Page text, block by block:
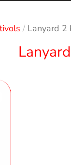
/ Lanyard 2